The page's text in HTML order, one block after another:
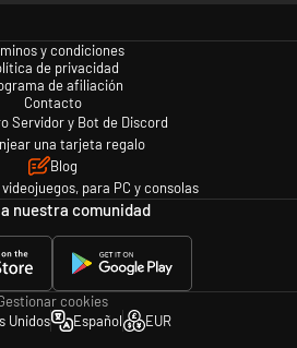
y condiciones
de privacidad
de afiliación
Contacto
Servidor y Bot de Discord
una tarjeta regalo
Blog
para PC y consolas
nuestra comunidad
cookies
Unidos
Español EUR